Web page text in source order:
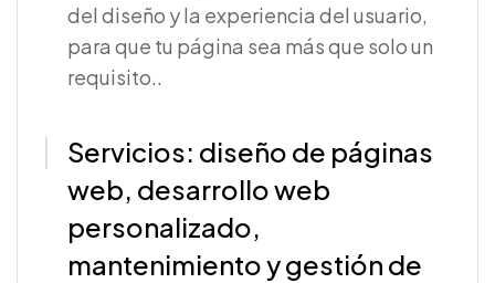
del diseño y la experiencia del usuario,
para que tu página sea más que solo un
requisito..
Servicios: diseño de páginas
web, desarrollo web
personalizado,
mantenimiento y gestión de